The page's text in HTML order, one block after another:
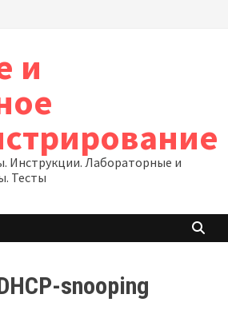
и
Инструкции. Лабораторные и
Тесты
snooping